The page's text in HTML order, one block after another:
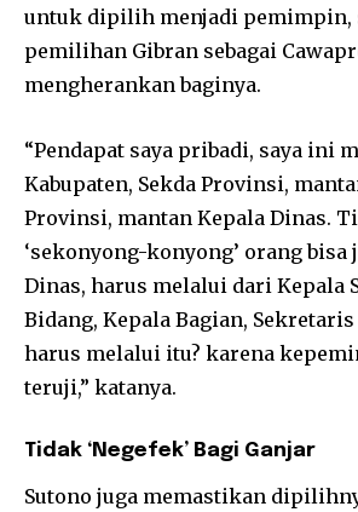
untuk dipilih menjadi pemimpin,
pemilihan Gibran sebagai
mengherankan baginya.
“Pendapat saya pribadi, saya ini
Kabupaten, Sekda Provinsi,
Provinsi, mantan Kepala Dinas.
‘sekonyong-konyong’ orang bisa
Dinas, harus melalui dari Kepala
Bidang, Kepala Bagian,
harus melalui itu? karena
teruji,” katanya.
Tidak ‘Negefek’ Bagi Ganjar
Sutono juga memastikan